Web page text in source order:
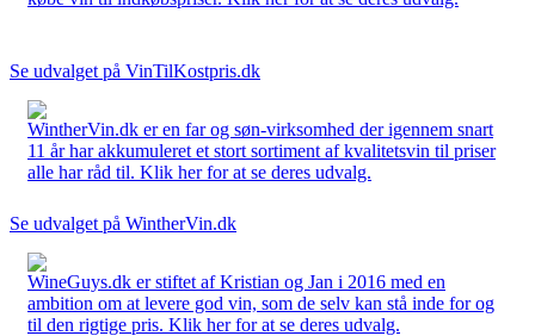
Se udvalget på VinTilKostpris.dk
WintherVin.dk er en far og søn-virksomhed der igennem snart
11 år har akkumuleret et stort sortiment af kvalitetsvin til priser
alle har råd til. Klik her for at se deres udvalg.
Se udvalget på WintherVin.dk
WineGuys.dk er stiftet af Kristian og Jan i 2016 med en
ambition om at levere god vin, som de selv kan stå inde for og
til den rigtige pris. Klik her for at se deres udvalg.